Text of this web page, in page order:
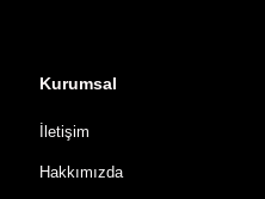
Kurumsal
İletişim
Hakkımızda